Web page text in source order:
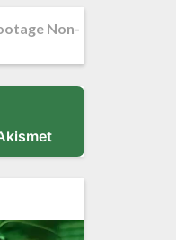
Non-